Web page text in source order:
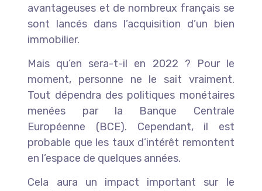
avantageuses et de nombreux français se
sont lancés dans l’acquisition d’un bien
immobilier.
Mais qu’en sera-t-il en 2022 ? Pour le
moment, personne ne le sait vraiment.
Tout dépendra des politiques monétaires
menées par la Banque Centrale
Européenne (BCE). Cependant, il est
probable que les taux d’intérêt remontent
en l’espace de quelques années.
Cela aura un impact important sur le